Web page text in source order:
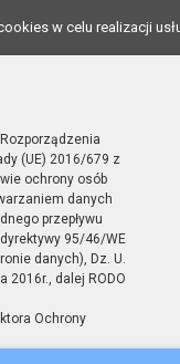
w celu realizacji
(UE) 2016/679 z
ochrony osób
danych
przepływu
95/46/WE
danych), Dz. U.
2016r., dalej RODO
Ochrony